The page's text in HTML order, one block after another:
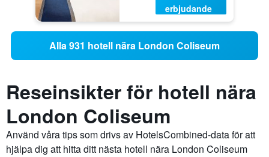
erbjudande
Alla 931 hotell nära London Coliseum
Reseinsikter för hotell nära
London Coliseum
Använd våra tips som drivs av HotelsCombined-data för att
hjälpa dig att hitta ditt nästa hotell nära London Coliseum